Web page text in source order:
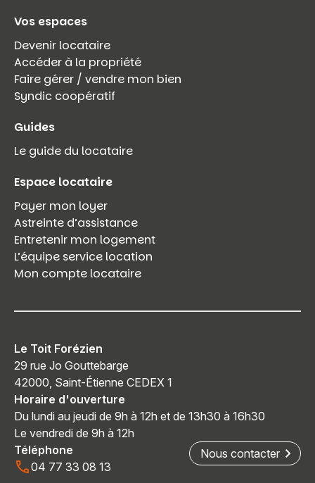
Vos espaces
Devenir locataire
Accéder à la propriété
Faire gérer / vendre mon bien
Syndic coopératif
Guides
Le guide du locataire
Espace locataire
Payer mon loyer
Astreinte d’assistance
Entretenir mon logement
L’équipe service location
Mon compte locataire
Le Toit Forézien
29 rue Jo Gouttebarge
42000, Saint-Étienne CEDEX 1
Horaire d'ouverture
Du lundi au jeudi de 9h à 12h et de 13h30 à 16h30
Le vendredi de 9h à 12h
Téléphone
04 77 33 08 13
Nous contacter